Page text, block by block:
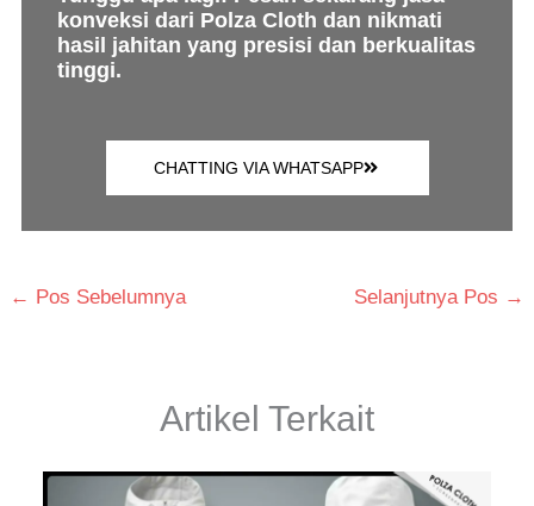
konveksi dari Polza Cloth dan nikmati
hasil jahitan yang presisi dan berkualitas
tinggi.
CHATTING VIA WHATSAPP
← Pos Sebelumnya Selanjutnya Pos →
Artikel Terkait